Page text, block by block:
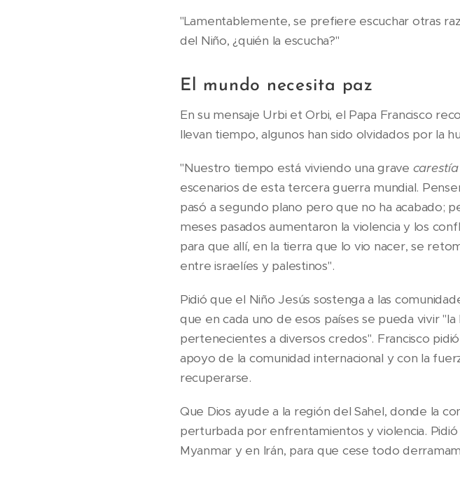
"Lamentablemente, se prefiere escuchar otras
del Niño, ¿quién la escucha?"
El mundo necesita paz
En su mensaje Urbi et Orbi, el Papa Francisco
llevan tiempo, algunos han sido olvidados por la
"Nuestro tiempo está viviendo una grave
escenarios de esta tercera guerra mundial.
pasó a segundo plano pero que no ha acabado;
meses pasados aumentaron la violencia y los
para que allí, en la tierra que lo vio nacer, se
entre israelíes y palestinos".
Pidió que el Niño Jesús sostenga a las
que en cada uno de esos países se pueda vivir
pertenecientes a diversos credos". Francisco
apoyo de la comunidad internacional y con la
recuperarse.
Que Dios ayude a la región del Sahel, donde la
perturbada por enfrentamientos y violencia.
Myanmar y en Irán, para que cese todo